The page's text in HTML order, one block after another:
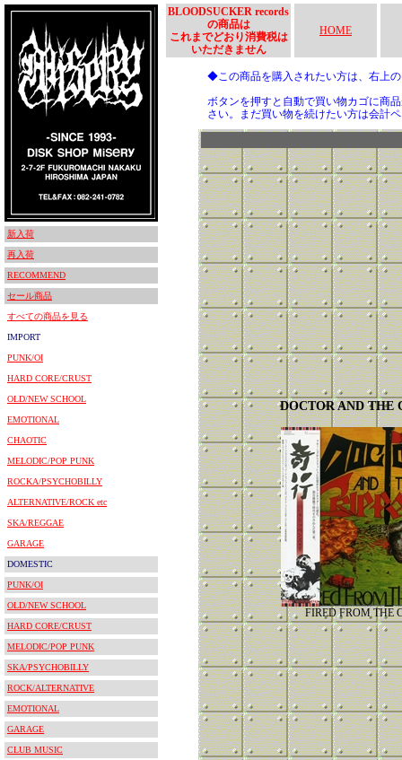
新入荷
再入荷
RECOMMEND
セール商品
すべての商品を見る
IMPORT
PUNK/OI
HARD CORE/CRUST
OLD/NEW SCHOOL
EMOTIONAL
CHAOTIC
MELODIC/POP PUNK
ROCKA/PSYCHOBILLY
ALTERNATIVE/ROCK etc
SKA/REGGAE
GARAGE
DOMESTIC
PUNK/OI
OLD/NEW SCHOOL
HARD CORE/CRUST
MELODIC/POP PUNK
SKA/PSYCHOBILLY
ROCK/ALTERNATIVE
EMOTIONAL
GARAGE
CLUB MUSIC
BLOODSUCKER records
の商品は
これまでどおり消費税は
いただきません
HOME
◆この商品を購入されたい方は、右上
ボタンを押すと自動で買い物カゴに商
さい。まだ買い物を続けたい方は会計
DOCTOR AND THE
FIRED FROM THE